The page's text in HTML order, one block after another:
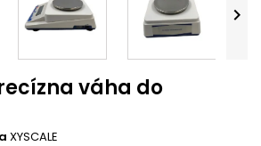

váha do
XYSCALE